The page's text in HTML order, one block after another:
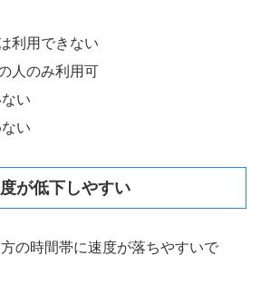
利用できない
人のみ利用可
い
い
が低下しやすい
の時間帯に速度が落ちやすいで